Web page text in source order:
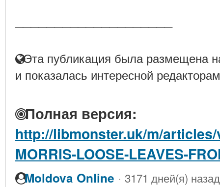
Эта публикация была размещена
и показалась интересной
Полная версия:
http://libmonster.uk/m/
MORRIS-LOOSE-LEAVES-
Moldova Online · 3171 дней(я) назад